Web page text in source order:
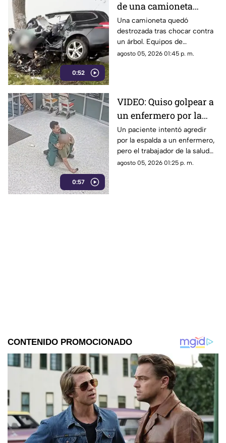
0:52
de una camioneta
contra un árbol; quedó
completamente
destruida
Una camioneta quedó
destrozada tras chocar contra
un árbol. Equipos de
emergencia y peritos
agosto 05, 2026 01:45 p. m.
0:57
VIDEO: Quiso golpear a
un enfermero por la
espalda y terminó
sometido: no sabía que
era experto en artes
marciales
Un paciente intentó agredir
por la espalda a un enfermero,
pero el trabajador de la salud
usó artes marciales para
agosto 05, 2026 01:25 p. m.